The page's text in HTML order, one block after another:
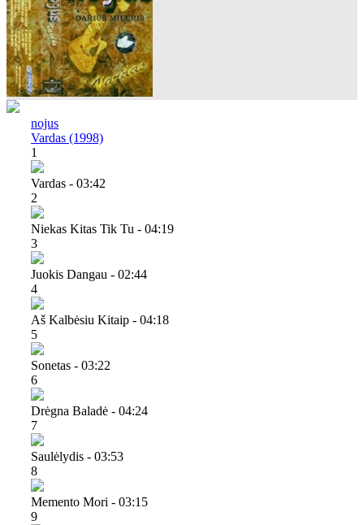
nojus
Vardas (1998)
1
Vardas - 03:42
2
Niekas Kitas Tik Tu - 04:19
3
Juokis Dangau - 02:44
4
Aš Kalbėsiu Kitaip - 04:18
5
Sonetas - 03:22
6
Drėgna Baladė - 04:24
7
Saulėlydis - 03:53
8
Memento Mori - 03:15
9